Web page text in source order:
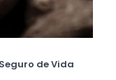
de Vida